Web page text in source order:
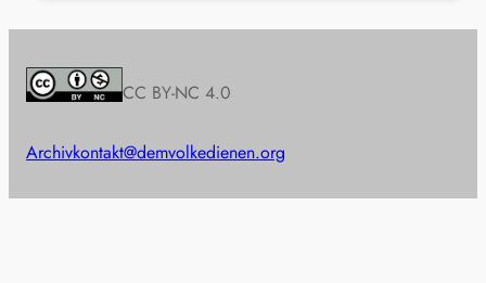
CC BY-NC 4.0
Archivkontakt@demvolkedienen.org